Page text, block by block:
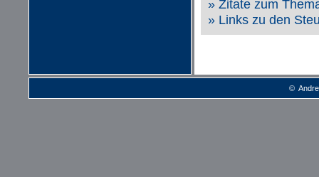
» Zitate zum
» Links zu den
©